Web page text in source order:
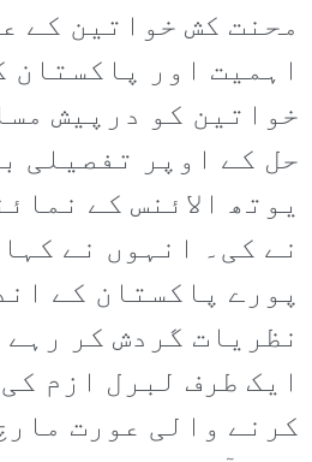
محنت کش خواتین کے
اہمیت اور پاکستان
خواتین کو درپیش
حل کے اوپر تفصیلی
یوتھ الائنس کے
نے کی۔ انہوں نے
پورے پاکستان کے
نظریات گردش کر
ایک طرف لبرل ازم
کرنے والی عورت